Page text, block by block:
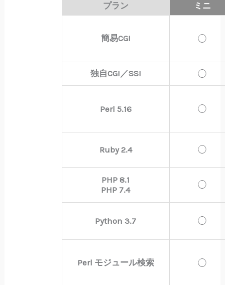
プラン ミニ
簡易CGI ◯
独自CGI／SSI ◯
Perl 5.16 ◯
Ruby 2.4 ◯
PHP 8.1
PHP 7.4
◯
Python 3.7 ◯
Perl モジュール検索 ◯